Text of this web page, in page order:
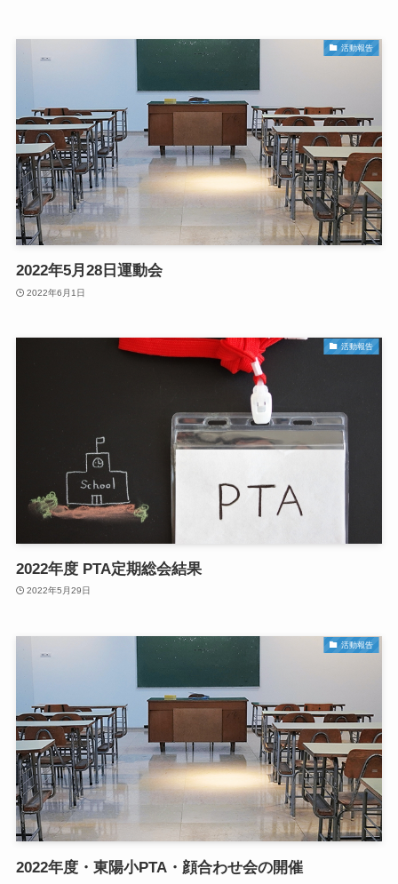
活動報告
2022年5月28日運動会
2022年6月1日
活動報告
2022年度 PTA定期総会結果
2022年5月29日
活動報告
2022年度・東陽小PTA・顔合わせ会の開催